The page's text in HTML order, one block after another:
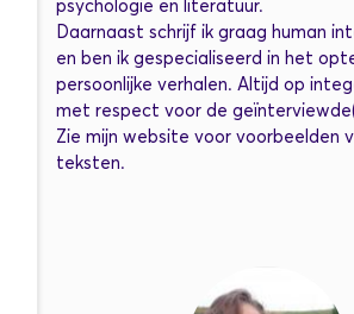
psychologie en literatuur.
Daarnaast schrijf ik graag human
en ben ik gespecialiseerd in het
persoonlijke verhalen. Altijd op
met respect voor de
Zie mijn website voor voorbeelden
teksten.